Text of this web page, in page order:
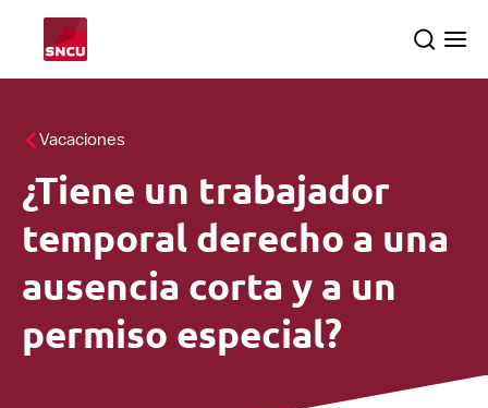
Vuelve
pagina
Search
Temas
Inspecciones
Sobre nosotros
Vacaciones
¿Tiene un trabajador
temporal derecho a una
ausencia corta y a un
permiso especial?